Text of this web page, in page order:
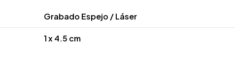
Grabado Espejo / Láser
1 x 4.5 cm